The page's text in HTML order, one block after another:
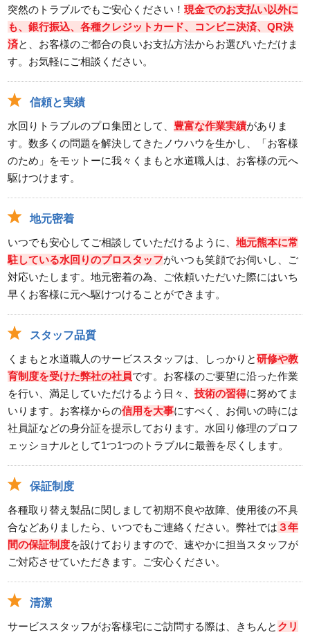
突然のトラブルでもご安心ください！現金でのお支払い以外に
も、銀行振込、各種クレジットカード、コンビニ決済、QR決
済と、お客様のご都合の良いお支払方法からお選びいただけま
す。お気軽にご相談ください。
信頼と実績
水回りトラブルのプロ集団として、 豊富な作業実績がありま
す。数多くの問題を解決してきたノウハウを生かし、「お客様
のため」をモットーに我々くまもと水道職人は、お客様の元へ
駆けつけます。
地元密着
いつでも安心してご相談していただけるように、地元熊本に常
駐している水回りのプロスタッフがいつも笑顔でお伺いし、ご
対応いたします。地元密着の為、ご依頼いただいた際にはいち
早くお客様に元へ駆けつけることができます。
スタッフ品質
くまもと水道職人のサービススタッフは、しっかりと研修や教
育制度を受けた弊社の社員です。お客様のご要望に沿った作業
を行い、満足していただけるよう日々、技術の習得に努めてま
いります。お客様からの信用を大事にすべく、お伺いの時には
社員証などの身分証を提示しております。水回り修理のプロフ
ェッショナルとして1つ1つのトラブルに最善を尽くします。
保証制度
各種取り替え製品に関しまして初期不良や故障、使用後の不具
合などありましたら、いつでもご連絡ください。弊社では ３年
間の保証制度を設けておりますので、速やかに担当スタッフが
ご対応させていただきます。ご安心ください。
清潔
サービススタッフがお客様宅にご訪問する際は、きちんと クリ